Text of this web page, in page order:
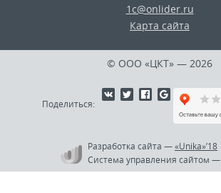
1c@onlider.ru
Карта сайта
© ООО «ЦКТ» — 2026
Поделиться:
Разработка сайта —«Unika»’18
Система управления сайтом —